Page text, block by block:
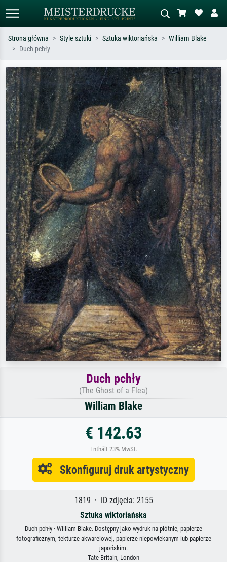
Szukaj wg artysty, tytułu lub stylu – np.
Monet, Gwiaździsta noc,
impresjonizm, fala Hokusaia, akt.
Opisz scenę – np. zielona łąka,
abstrakcja z czerwienią, ciemny olej,
stojący akt obok drzewa.
Strona główna Style sztuki Sztuka wiktoriańska
William Blake
Duch pchły
Duch pchły
(The Ghost of a Flea)
William Blake
€ 142.63
Enthält 23% MwSt.
Skonfiguruj druk artystyczny
1819 · ID zdjęcia: 2155
Sztuka wiktoriańska
Duch pchły · William Blake. Dostępny jako wydruk na płótnie, papierze
fotograficznym, tekturze akwarelowej, papierze niepowlekanym lub papierze
japońskim.
Tate Britain, London